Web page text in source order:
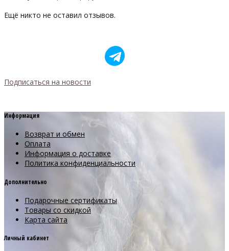
Ещё никто не оставил отзывов.
Подписаться на новости
Информация
Возврат и обмен
Оплата
Информация о доставке
Политика конфиденциальности
Дополнительно
Подарочные сертификаты
Товары со скидкой
Карта сайта
Личный кабинет